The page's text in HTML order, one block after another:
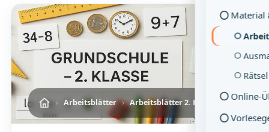
Material
Online-
› Arbeitsblätter › Arbeitsblätter 2. Klasse